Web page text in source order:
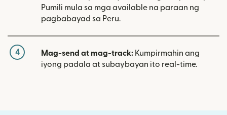
Pumili mula sa mga available na paraan ng
pagbabayad sa Peru.
4 Mag-send at mag-track: Kumpirmahin ang
iyong padala at subaybayan ito real-time.